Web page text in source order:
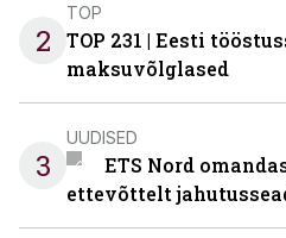
2
TOP
TOP 231 | Eesti
maksuvõlglased
3
UUDISED
ETS Nord
ettevõttelt